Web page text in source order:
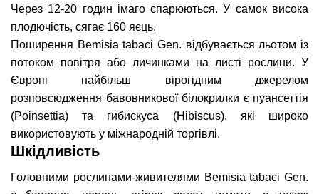
Через 12-20 годин імаго спарюються. У самок висока
плодючість, сягає 160 яєць.
Поширення Bemisia tabaci Gen. відбувається льотом із
потоком повітря або личинками на листі рослини. У
Європі найбільш вірогідним джерелом
розповсюдження бавовникової білокрилки є пуансеттія
(Poinsettia) та гибискуса (Hibiscus), які широко
використовують у міжнародній торгівлі.
Шкідливість
Головними рослинами-живителями Bemisia tabaci Gen.